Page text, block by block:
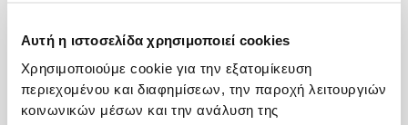
Αυτή η ιστοσελίδα χρησιμοποιεί cookies
Χρησιμοποιούμε cookie για την εξατομίκευση
περιεχομένου και διαφημίσεων, την παροχή λειτουργιών
κοινωνικών μέσων και την ανάλυση της
-Αντίσταση στην Ινσουλίνη
-Έλλειψη φυσικής δραστηριότητας (περπάτημα 30 λεπτά την
ημέρα)